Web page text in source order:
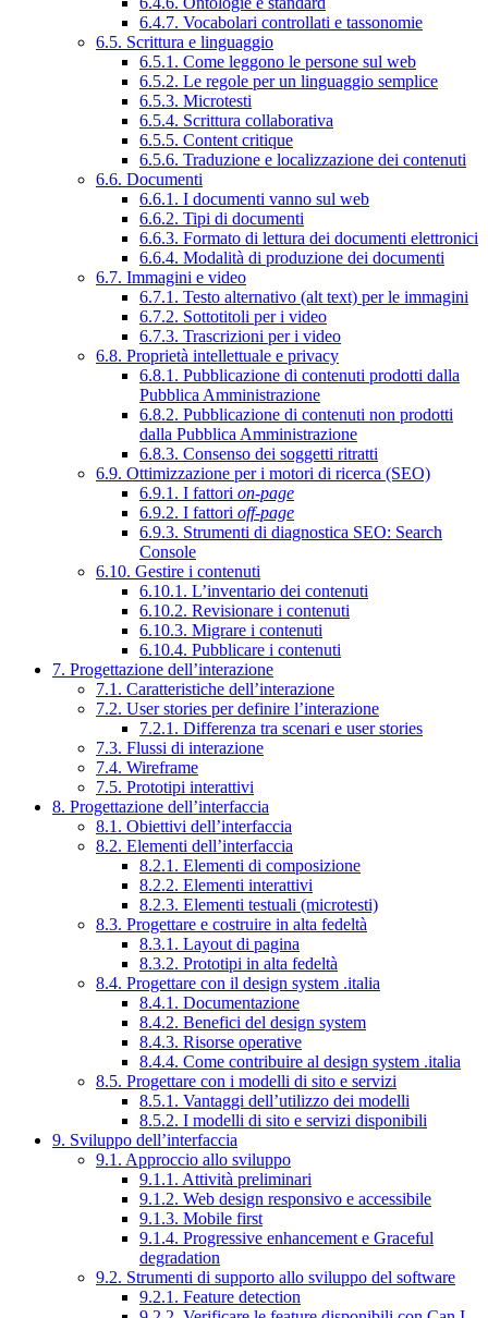
6.4.7. Vocabolari controllati e tassonomie
6.5. Scrittura e linguaggio
6.5.1. Come leggono le persone sul web
6.5.2. Le regole per un linguaggio semplice
6.5.3. Microtesti
6.5.4. Scrittura collaborativa
6.5.5. Content critique
6.5.6. Traduzione e localizzazione dei contenuti
6.6. Documenti
6.6.1. I documenti vanno sul web
6.6.2. Tipi di documenti
6.6.3. Formato di lettura dei documenti elettronici
6.6.4. Modalità di produzione dei documenti
6.7. Immagini e video
6.7.1. Testo alternativo (alt text) per le immagini
6.7.2. Sottotitoli per i video
6.7.3. Trascrizioni per i video
6.8. Proprietà intellettuale e privacy
6.8.1. Pubblicazione di contenuti prodotti dalla
Pubblica Amministrazione
6.8.2. Pubblicazione di contenuti non prodotti
dalla Pubblica Amministrazione
6.8.3. Consenso dei soggetti ritratti
6.9. Ottimizzazione per i motori di ricerca (SEO)
6.9.1. I fattori on-page
6.9.2. I fattori off-page
6.9.3. Strumenti di diagnostica SEO: Search
Console
6.10. Gestire i contenuti
6.10.1. L’inventario dei contenuti
6.10.2. Revisionare i contenuti
6.10.3. Migrare i contenuti
6.10.4. Pubblicare i contenuti
7. Progettazione dell’interazione
7.1. Caratteristiche dell’interazione
7.2. User stories per definire l’interazione
7.2.1. Differenza tra scenari e user stories
7.3. Flussi di interazione
7.4. Wireframe
7.5. Prototipi interattivi
8. Progettazione dell’interfaccia
8.1. Obiettivi dell’interfaccia
8.2. Elementi dell’interfaccia
8.2.1. Elementi di composizione
8.2.2. Elementi interattivi
8.2.3. Elementi testuali (microtesti)
8.3. Progettare e costruire in alta fedeltà
8.3.1. Layout di pagina
8.3.2. Prototipi in alta fedeltà
8.4. Progettare con il design system .italia
8.4.1. Documentazione
8.4.2. Benefici del design system
8.4.3. Risorse operative
8.4.4. Come contribuire al design system .italia
8.5. Progettare con i modelli di sito e servizi
8.5.1. Vantaggi dell’utilizzo dei modelli
8.5.2. I modelli di sito e servizi disponibili
9. Sviluppo dell’interfaccia
9.1. Approccio allo sviluppo
9.1.1. Attività preliminari
9.1.2. Web design responsivo e accessibile
9.1.3. Mobile first
9.1.4. Progressive enhancement e Graceful
degradation
9.2. Strumenti di supporto allo sviluppo del software
9.2.1. Feature detection